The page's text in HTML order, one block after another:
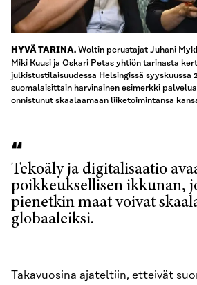
HYVÄ TARINA. Woltin perustajat Juhani
Miki Kuusi ja Oskari Petas yhtiön tarinasta
julkistustilaisuudessa Helsingissä syyskuussa
suomalaisittain harvinainen esimerkki
onnistunut skaalaamaan liiketoimintansa
Tekoäly ja digitalisaatio
poikkeuksellisen ikkunan,
pienetkin maat voivat
globaaleiksi.
Takavuosina ajateltiin, etteivät